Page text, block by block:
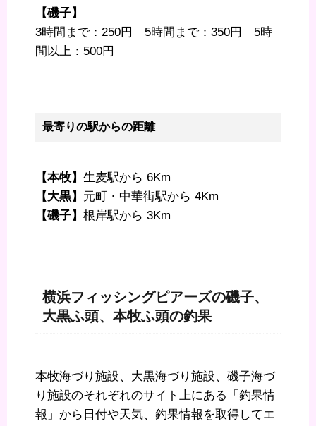
【磯子】
3時間まで：250円 5時間まで：350円 5時
間以上：500円
最寄りの駅からの距離
【本牧】 生麦駅から 6Km
【大黒】 元町・中華街駅から 4Km
【磯子】 根岸駅から 3Km
横浜フィッシングピアーズの磯子、
大黒ふ頭、本牧ふ頭の釣果
本牧海づり施設、大黒海づり施設、磯子海づ
り施設のそれぞれのサイト上にある「釣果情
報」から日付や天気、釣果情報を取得してエ